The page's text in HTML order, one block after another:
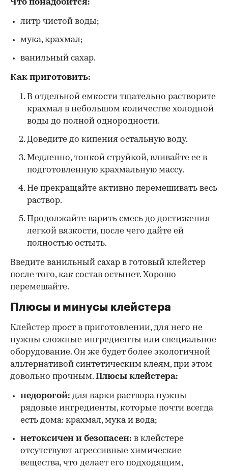
Что понадобится:
литр чистой воды;
мука, крахмал;
ванильный сахар.
Как приготовить:
В отдельной емкости тщательно растворите
крахмал в небольшом количестве холодной
воды до полной однородности.
Доведите до кипения остальную воду.
Медленно, тонкой струйкой, вливайте ее в
подготовленную крахмальную массу.
Не прекращайте активно перемешивать весь
раствор.
Продолжайте варить смесь до достижения
легкой вязкости, после чего дайте ей
полностью остыть.
Введите ванильный сахар в готовый клейстер
после того, как состав остынет. Хорошо
перемешайте.
Плюсы и минусы клейстера
Клейстер прост в приготовлении, для него не
нужны сложные ингредиенты или специальное
оборудование. Он же будет более экологичной
альтернативой синтетическим клеям, при этом
довольно прочным. Плюсы клейстера:
недорогой: для варки раствора нужны
рядовые ингредиенты, которые почти всегда
есть дома: крахмал, мука и вода;
нетоксичен и безопасен: в клейстере
отсутствуют агрессивные химические
вещества, что делает его подходящим,